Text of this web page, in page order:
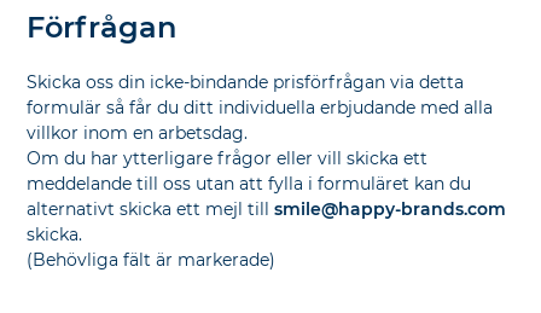
Förfrågan
Skicka oss din icke-bindande prisförfrågan via detta
formulär så får du ditt individuella erbjudande med alla
villkor inom en arbetsdag.
Om du har ytterligare frågor eller vill skicka ett
meddelande till oss utan att fylla i formuläret kan du
alternativt skicka ett mejl till
smile@happy-brands.com
skicka.
(Behövliga fält är markerade)